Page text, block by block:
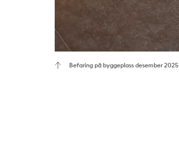
Befaring på byggeplass desember 2025